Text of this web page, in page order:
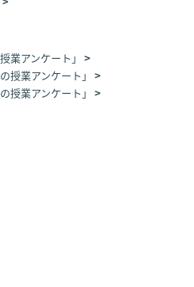
業アンケート」
授業アンケート」
授業アンケート」